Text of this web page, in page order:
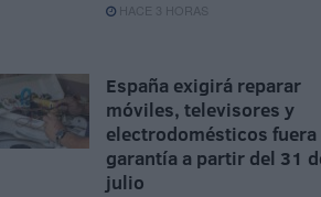
HACE 3 HORAS
España exigirá reparar
móviles, televisores y
electrodomésticos fuera
garantía a partir del 31
julio